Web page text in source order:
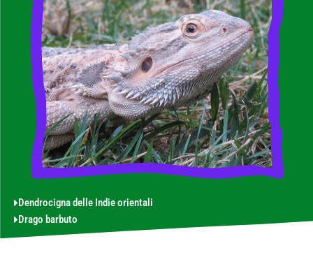
Dendrocigna delle Indie orientali
Drago barbuto